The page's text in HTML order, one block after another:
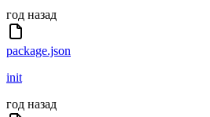
год назад
package.json
init
год назад